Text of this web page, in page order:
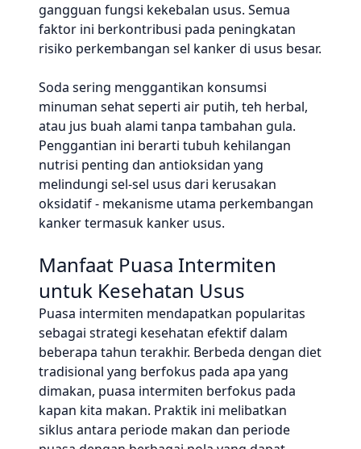
gangguan fungsi kekebalan usus. Semua
faktor ini berkontribusi pada peningkatan
risiko perkembangan sel kanker di usus besar.
Soda sering menggantikan konsumsi
minuman sehat seperti air putih, teh herbal,
atau jus buah alami tanpa tambahan gula.
Penggantian ini berarti tubuh kehilangan
nutrisi penting dan antioksidan yang
melindungi sel-sel usus dari kerusakan
oksidatif - mekanisme utama perkembangan
kanker termasuk kanker usus.
Manfaat Puasa Intermiten
untuk Kesehatan Usus
Puasa intermiten mendapatkan popularitas
sebagai strategi kesehatan efektif dalam
beberapa tahun terakhir. Berbeda dengan diet
tradisional yang berfokus pada apa yang
dimakan, puasa intermiten berfokus pada
kapan kita makan. Praktik ini melibatkan
siklus antara periode makan dan periode